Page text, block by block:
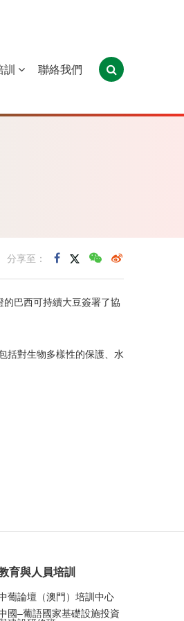
普林西比 東帝汶
訓 聯絡我們
分享至：
巴西可持續大豆簽署了協
括對生物多樣性的保護、水
育與人員培訓
葡論壇（澳門）培訓中心
國–葡語國家基礎設施投資